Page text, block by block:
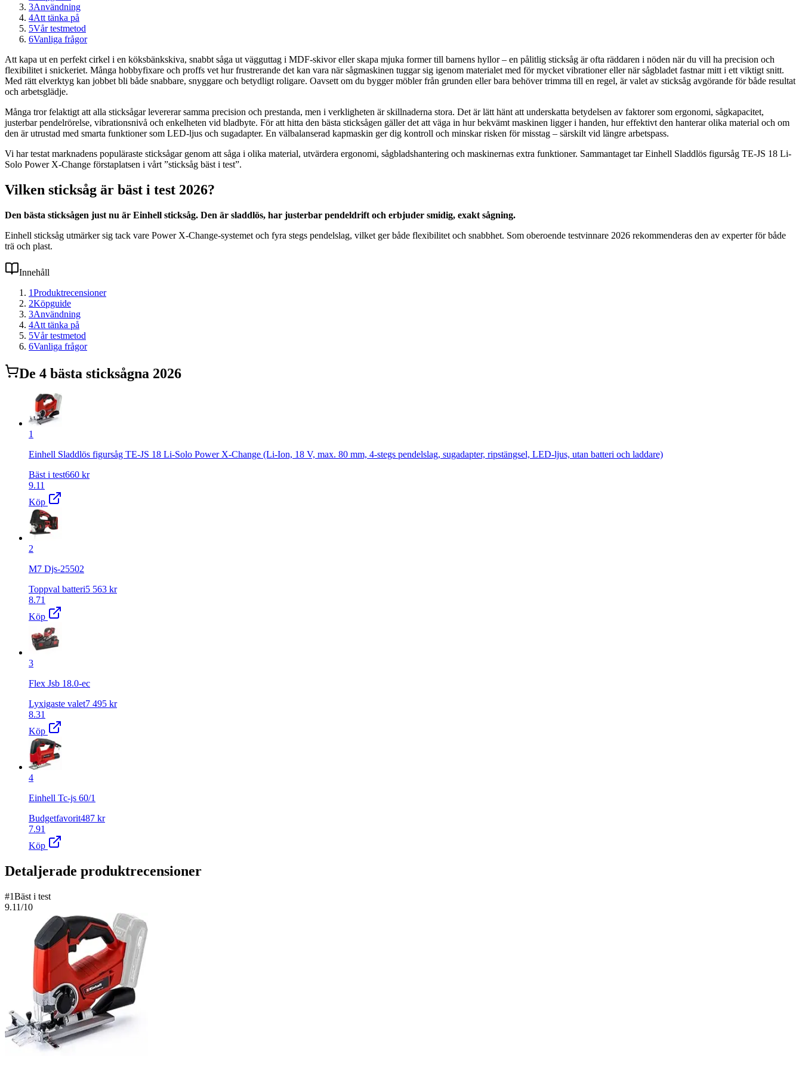
3Användning
4Att tänka på
5Vår testmetod
6Vanliga frågor
Att kapa ut en perfekt cirkel i en köksbänkskiva, snabbt såga ut vägguttag i MDF-skivor eller skapa mjuka former till barnens hyllor – en pålitlig sticksåg är ofta räddaren i nöden när du vill ha precision och
flexibilitet i snickeriet. Många hobbyfixare och proffs vet hur frustrerande det kan vara när sågmaskinen tuggar sig igenom materialet med för mycket vibrationer eller när sågbladet fastnar mitt i ett viktigt snitt.
Med rätt elverktyg kan jobbet bli både snabbare, snyggare och betydligt roligare. Oavsett om du bygger möbler från grunden eller bara behöver trimma till en regel, är valet av sticksåg avgörande för både resultat
och arbetsglädje.
Många tror felaktigt att alla sticksågar levererar samma precision och prestanda, men i verkligheten är skillnaderna stora. Det är lätt hänt att underskatta betydelsen av faktorer som ergonomi, sågkapacitet,
justerbar pendelrörelse, vibrationsnivå och enkelheten vid bladbyte. För att hitta den bästa sticksågen gäller det att väga in hur bekvämt maskinen ligger i handen, hur effektivt den hanterar olika material och om
den är utrustad med smarta funktioner som LED-ljus och sugadapter. En välbalanserad kapmaskin ger dig kontroll och minskar risken för misstag – särskilt vid längre arbetspass.
Vi har testat marknadens populäraste sticksågar genom att såga i olika material, utvärdera ergonomi, sågbladshantering och maskinernas extra funktioner. Sammantaget tar Einhell Sladdlös figursåg TE-JS 18 Li-
Solo Power X-Change förstaplatsen i vårt ”sticksåg bäst i test”.
Vilken sticksåg är bäst i test 2026?
Den bästa sticksågen just nu är Einhell sticksåg. Den är sladdlös, har justerbar pendeldrift och erbjuder smidig, exakt sågning.
Einhell sticksåg utmärker sig tack vare Power X-Change-systemet och fyra stegs pendelslag, vilket ger både flexibilitet och snabbhet. Som oberoende testvinnare 2026 rekommenderas den av experter för både
trä och plast.
Innehåll
1Produktrecensioner
2Köpguide
3Användning
4Att tänka på
5Vår testmetod
6Vanliga frågor
De 4 bästa sticksågna 2026
1
Einhell Sladdlös figursåg TE-JS 18 Li-Solo Power X-Change (Li-Ion, 18 V, max. 80 mm, 4-stegs pendelslag, sugadapter, ripstängsel, LED-ljus, utan batteri och laddare)
Bäst i test660 kr
9.11
Köp
2
M7 Djs-25502
Toppval batteri5 563 kr
8.71
Köp
3
Flex Jsb 18.0-ec
Lyxigaste valet7 495 kr
8.31
Köp
4
Einhell Tc-js 60/1
Budgetfavorit487 kr
7.91
Köp
Detaljerade produktrecensioner
#1Bäst i test
9.11/10